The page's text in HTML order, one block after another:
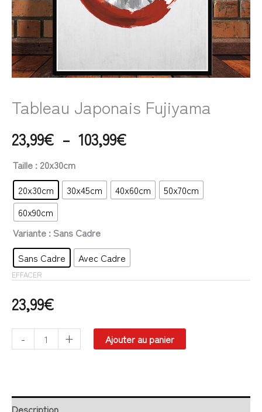
Tableau Japonais Fujiyama
23,99€ – 103,99€
Taille : 20x30cm
20x30cm
30x45cm 40x60cm
50x70cm
60x90cm
Variante : Sans Cadre
Sans Cadre
Avec Cadre
EFFACER
23,99€
- + Ajouter au panier
Description